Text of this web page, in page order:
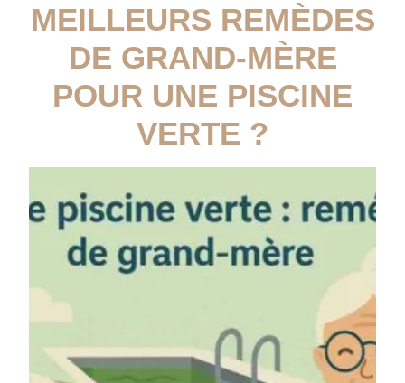
MEILLEURS REMÈDES
DE GRAND-MÈRE
POUR UNE PISCINE
VERTE ?